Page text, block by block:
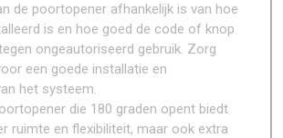
de poortopener afhankelijk is van hoe
is en hoe goed de code of knop
ongeautoriseerd gebruik. Zorg
een goede installatie en
het systeem.
die 180 graden opent biedt
ruimte en flexibiliteit, maar ook extra